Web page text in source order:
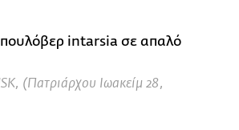
intarsia σε απαλό
(Πατριάρχου Ιωακείμ 28,